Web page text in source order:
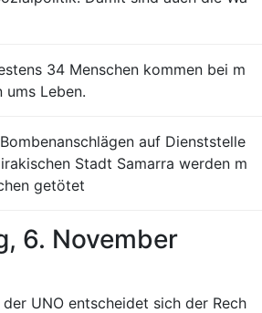
34 Menschen kommen bei m
ums Leben.
auf Dienststelle
Stadt Samarra werden m
getötet
6. November
UNO entscheidet sich der Rech